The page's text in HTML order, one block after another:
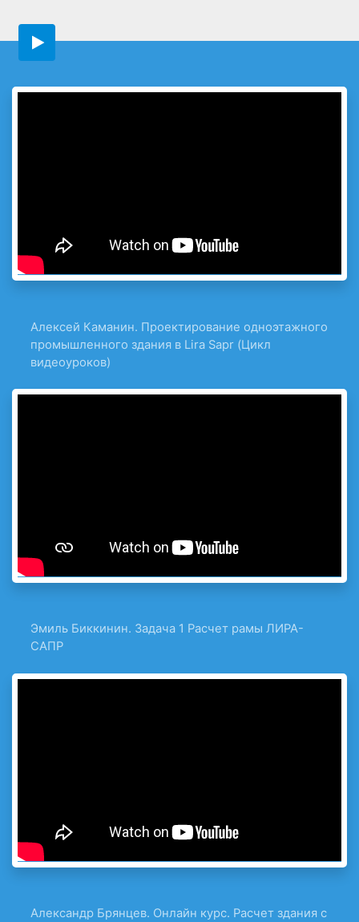
Алексей Каманин. Проектирование одноэтажного
промышленного здания в Lira Sapr (Цикл
видеоуроков)
Эмиль Биккинин. Задача 1 Расчет рамы ЛИРА-
САПР
Александр Брянцев. Онлайн курс. Расчет здания с